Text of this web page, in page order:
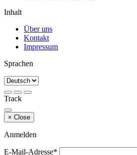
Inhalt
Über uns
Kontakt
Impressum
Sprachen
Track
× Close
Anmelden
E-Mail-Adresse*